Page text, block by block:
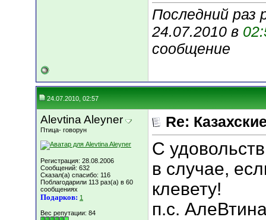
Последний раз
24.07.2010 в
сообщение
24.07.2010, 02:57
Alevtina Aleyner
Птица- говорун
Регистрация: 28.08.2006
Сообщений: 632
Сказал(а) спасибо: 116
Поблагодарили 113 раз(а) в 60
сообщениях
Подарков: 1
Вес репутации: 84
Re:
С
в случае,
клевету!
п.с.